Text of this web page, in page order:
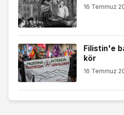
16 Temmuz
Filistin'e
kör
16 Temmuz